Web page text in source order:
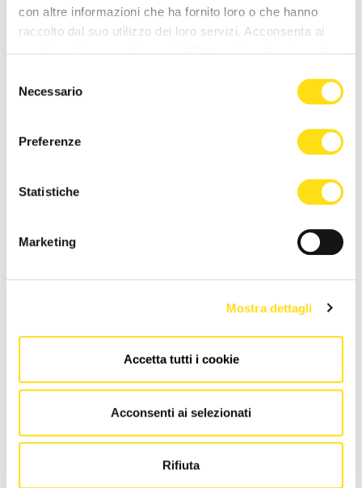
con altre informazioni che ha fornito loro o che hanno
raccolto dal suo utilizzo dei loro servizi. Acconsenta ai
delNecessario
Preferenze
Statistiche
Marketing
Mostra dettagli
Accetta tutti i cookie
Acconsenti ai selezionati
Rifiuta
collezioni egizie di
sogno a Miramare: le note di
MissMas trasformano il [...]
POLITICA
Razza (Lega): “Piazza Libertà va
chiusa”, Vaccarezza [...]
27 Maggio 2026